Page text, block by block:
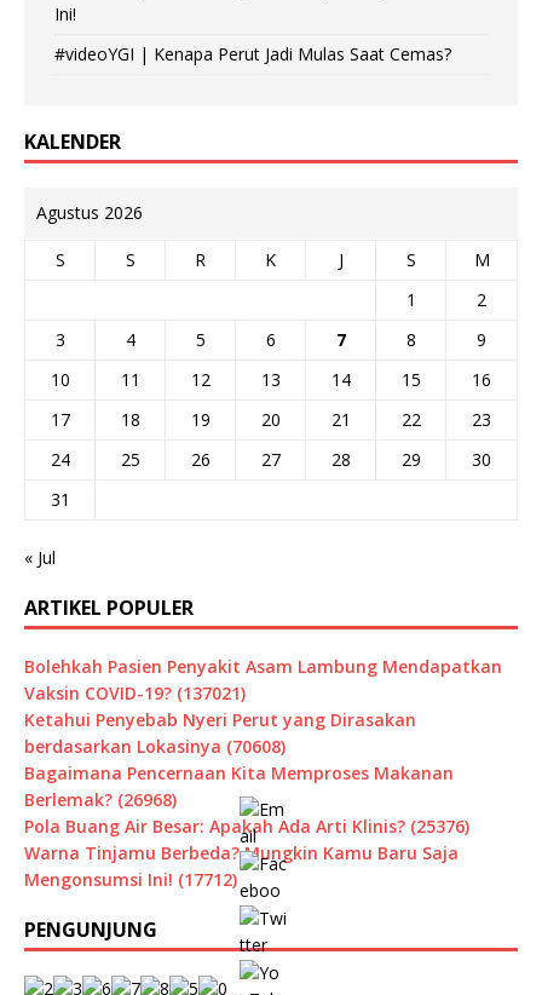
Ini!
#videoYGI | Kenapa Perut Jadi Mulas Saat Cemas?
KALENDER
Agustus 2026
S S R K J S
M
1
2
3
4 5 6 7 8
9
10
11 12 13 14 15
16
17
18 19 20 21 22
23
24
25 26 27 28 29
30
31
« Jul
ARTIKEL POPULER
Bolehkah Pasien Penyakit Asam Lambung Mendapatkan
Vaksin COVID-19? (137021)
Ketahui Penyebab Nyeri Perut yang Dirasakan
berdasarkan Lokasinya (70608)
Bagaimana Pencernaan Kita Memproses Makanan
Berlemak? (26968)
Pola Buang Air Besar: Apakah Ada Arti Klinis? (25376)
Warna Tinjamu Berbeda? Mungkin Kamu Baru Saja
Mengonsumsi Ini! (17712)
PENGUNJUNG